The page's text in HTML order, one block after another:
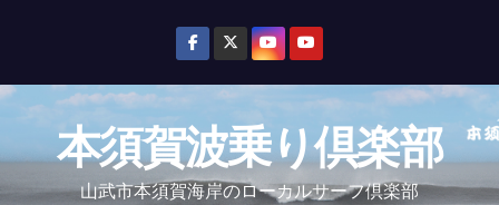
ン
へ
本須賀波乗り倶楽部
山武市本須賀海岸のローカルサーフ倶楽部